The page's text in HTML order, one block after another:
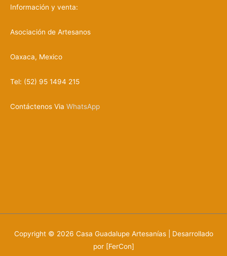
c
t
Información y venta:
Asociación de Artesanos
Oaxaca, Mexico
Tel: (52) 95 1494 215
Contáctenos Via WhatsApp
Copyright © 2026 Casa Guadalupe Artesanías| Desarrollado
por [FerCon]